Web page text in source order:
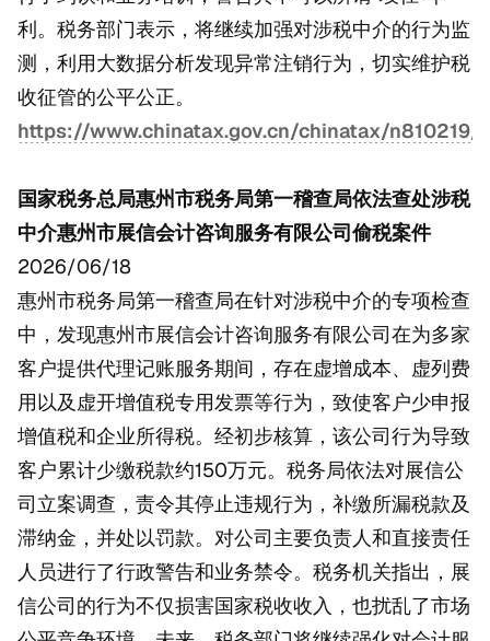
利。税务部门表示，将继续加强对涉税中介的行为监
测，利用大数据分析发现异常注销行为，切实维护税
收征管的公平公正。
https://www.chinatax.gov.cn/chinatax/
国家税务总局惠州市税务局第一稽查局依法查处涉税
中介惠州市展信会计咨询服务有限公司偷税案件
2026/06/18
惠州市税务局第一稽查局在针对涉税中介的专项检查
中，发现惠州市展信会计咨询服务有限公司在为多家
客户提供代理记账服务期间，存在虚增成本、虚列费
用以及虚开增值税专用发票等行为，致使客户少申报
增值税和企业所得税。经初步核算，该公司行为导致
客户累计少缴税款约150万元。税务局依法对展信公
司立案调查，责令其停止违规行为，补缴所漏税款及
滞纳金，并处以罚款。对公司主要负责人和直接责任
人员进行了行政警告和业务禁令。税务机关指出，展
信公司的行为不仅损害国家税收收入，也扰乱了市场